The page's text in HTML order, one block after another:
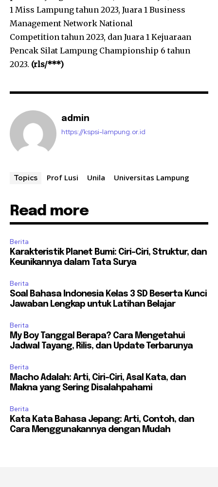
1 Miss Lampung tahun 2023, Juara 1 Business
Management Network National
Competition tahun 2023, dan Juara 1 Kejuaraan
Pencak Silat Lampung Championship 6 tahun
2023. (rls/***)
admin
https://kspsi-lampung.or.id
Topics Prof Lusi Unila Universitas Lampung
Read more
Berita
Karakteristik Planet Bumi: Ciri-Ciri, Struktur, dan
Keunikannya dalam Tata Surya
Berita
Soal Bahasa Indonesia Kelas 3 SD Beserta Kunci
Jawaban Lengkap untuk Latihan Belajar
Berita
My Boy Tanggal Berapa? Cara Mengetahui
Jadwal Tayang, Rilis, dan Update Terbarunya
Berita
Macho Adalah: Arti, Ciri-Ciri, Asal Kata, dan
Makna yang Sering Disalahpahami
Berita
Kata Kata Bahasa Jepang: Arti, Contoh, dan
Cara Menggunakannya dengan Mudah